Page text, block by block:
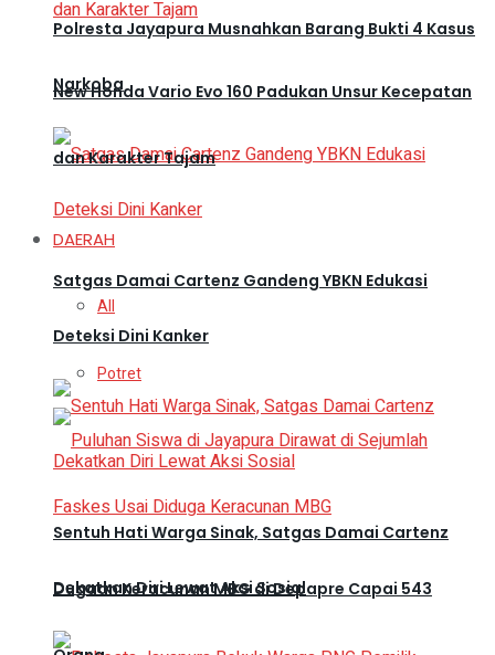
Polresta Jayapura Musnahkan Barang Bukti 4 Kasus
Narkoba
Satgas Damai Cartenz Gandeng YBKN Edukasi
Deteksi Dini Kanker
Sentuh Hati Warga Sinak, Satgas Damai Cartenz
Dekatkan Diri Lewat Aksi Sosial
New Honda Vario Evo 160 Padukan Unsur Kecepatan
dan Karakter Tajam
DAERAH
All
Potret
Dugaan Keracunan MBG di Depapre Capai 543